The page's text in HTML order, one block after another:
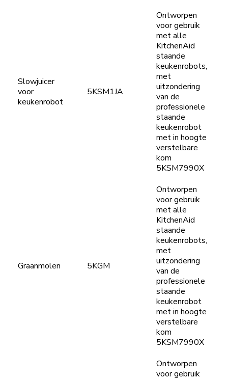
Slowjuicer
voor
keukenrobot
5KSM1JA
Ontworpen
voor gebruik
met alle
KitchenAid
staande
keukenrobots,
met
uitzondering
van de
professionele
staande
keukenrobot
met in hoogte
verstelbare
kom
5KSM7990X
Graanmolen 5KGM
Ontworpen
voor gebruik
met alle
KitchenAid
staande
keukenrobots,
met
uitzondering
van de
professionele
staande
keukenrobot
met in hoogte
verstelbare
kom
5KSM7990X
Ontworpen
voor gebruik